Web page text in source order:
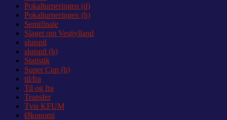
Pokalturneringen (d)
Pokalturneringen (h)
Semifinale
Slaget om Vestjylland
slutspil
slutspil (h)
Statistik
Super Cup (h)
til/fra
Til og fra
Transfer
Tvis KFUM
Økonomi